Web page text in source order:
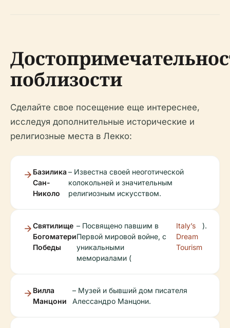
поблизости
Сделайте свое посещение еще интереснее,
исследуя дополнительные исторические и
религиозные места в Лекко:
Базилика
Сан-
Николо
– Известна своей неоготической
колокольней и значительным
религиозным искусством.
Святилище
Богоматери
Победы
– Посвящено павшим в
Первой мировой войне, с
уникальными
мемориалами (
Italy’s
Dream
Tourism
).
Вилла
Манцони
– Музей и бывший дом писателя
Алессандро Манцони.